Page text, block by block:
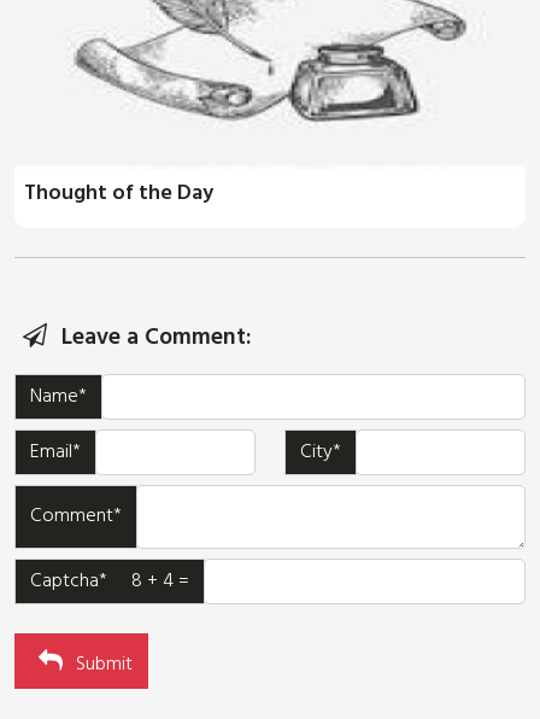
Thought of the Day
Leave a Comment:
Name*
Email*
City*
Comment*
Captcha* 8 + 4 =
Submit